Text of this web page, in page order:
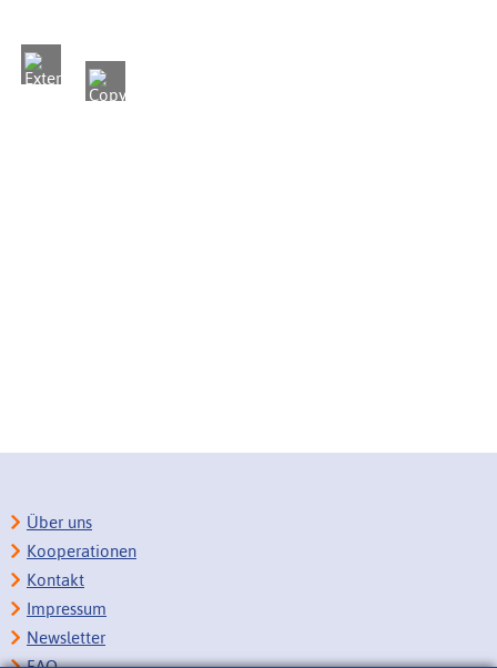
Über uns
Kooperationen
Kontakt
Impressum
Newsletter